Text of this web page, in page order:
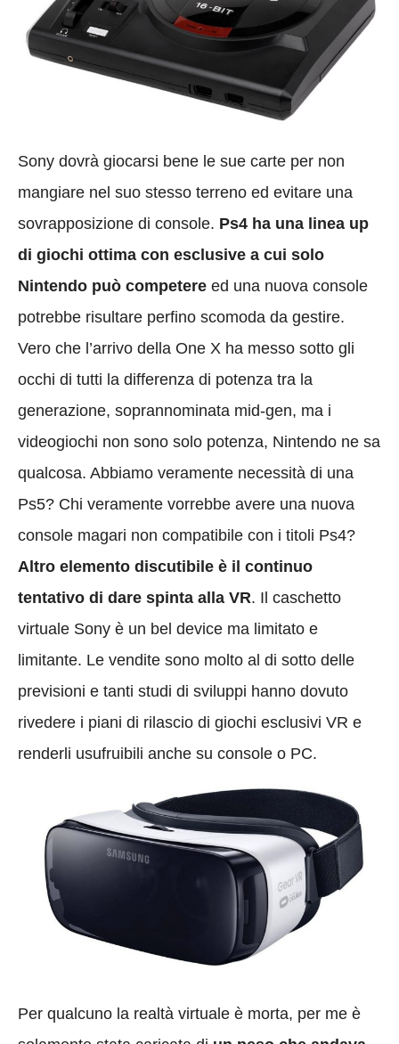
Sony dovrà giocarsi bene le sue carte per non
mangiare nel suo stesso terreno ed evitare una
sovrapposizione di console. Ps4 ha una linea up
di giochi ottima con esclusive a cui solo
Nintendo può competere ed una nuova console
potrebbe risultare perfino scomoda da gestire.
Vero che l’arrivo della One X ha messo sotto gli
occhi di tutti la differenza di potenza tra la
generazione, soprannominata mid-gen, ma i
videogiochi non sono solo potenza, Nintendo ne sa
qualcosa. Abbiamo veramente necessità di una
Ps5? Chi veramente vorrebbe avere una nuova
console magari non compatibile con i titoli Ps4?
Altro elemento discutibile è il continuo
tentativo di dare spinta alla VR. Il caschetto
virtuale Sony è un bel device ma limitato e
limitante. Le vendite sono molto al di sotto delle
previsioni e tanti studi di sviluppi hanno dovuto
rivedere i piani di rilascio di giochi esclusivi VR e
renderli usufruibili anche su console o PC.
Per qualcuno la realtà virtuale è morta, per me è